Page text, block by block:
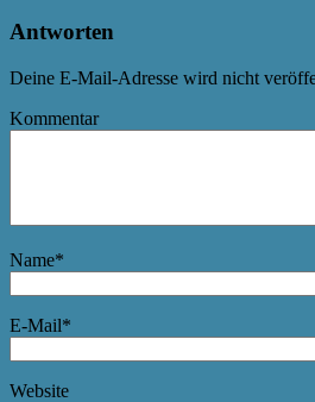
Antworten
Deine E-Mail-Adresse wird nicht
Kommentar
Name*
E-Mail*
Website